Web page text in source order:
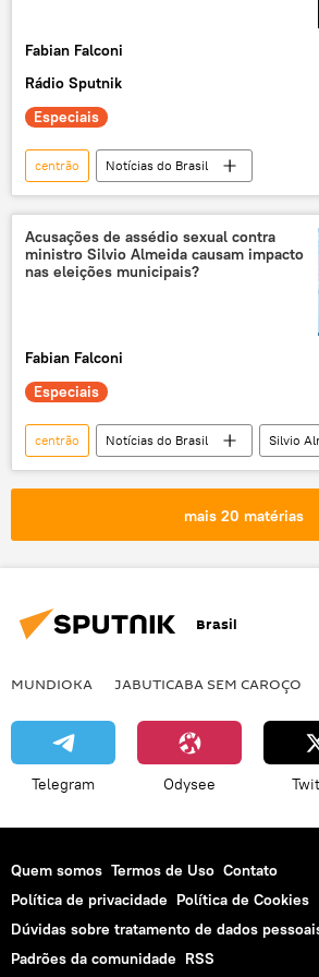
Fabian Falconi
Rádio Sputnik
Especiais
centrão
Notícias do Brasil
Dilma Rousseff
PT
eleições
Gilberto Kassab
Ricardo Nunes
Pablo Marçal
Congresso Nacional
Jabuticaba Sem Caroço
exclusiva
Bolsa Família
Minha Casa, Minha Vida
Acusações de assédio sexual contra
ministro Silvio Almeida causam impacto
nas eleições municipais?
Fabian Falconi
Especiais
centrão Notícias do Brasil
Silvio
Anielle Franco
Luiz Inácio Lula da Silva
exclusiva
Congresso
São
Advocacia-Geral da União
Guilherme
mais 20 matérias
Brasil
MUNDIOKA JABUTICABA SEM CAROÇO
Telegram Odysee
Quem somos Termos de Uso Contato
Política de privacidade Política de Cookies
Dúvidas sobre tratamento de dados
Padrões da comunidade RSS